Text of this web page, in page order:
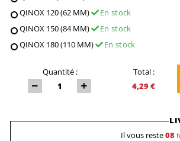
QINOX 120 (62 MM)
En stock
QINOX 150 (84 MM)
En stock
QINOX 180 (110 MM)
En stock
Quantité :
Total :
4,29 €
Il vous reste08 h